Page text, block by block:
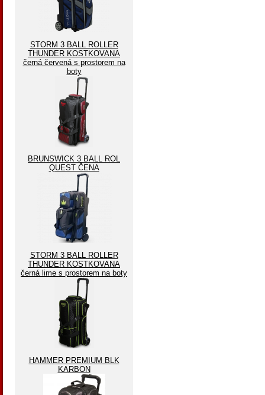
STORM 3 BALL ROLLER
THUNDER KOSTKOVANA
černá červená s prostorem na
boty
BRUNSWICK 3 BALL ROL
QUEST ČENA
STORM 3 BALL ROLLER
THUNDER KOSTKOVANA
černá lime s prostorem na boty
HAMMER PREMIUM BLK
KARBON